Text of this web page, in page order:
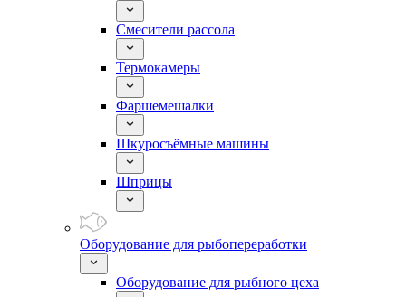
Смесители рассола
Термокамеры
Фаршемешалки
Шкуросъёмные машины
Шприцы
Оборудование для рыбопереработки
Оборудование для рыбного цеха